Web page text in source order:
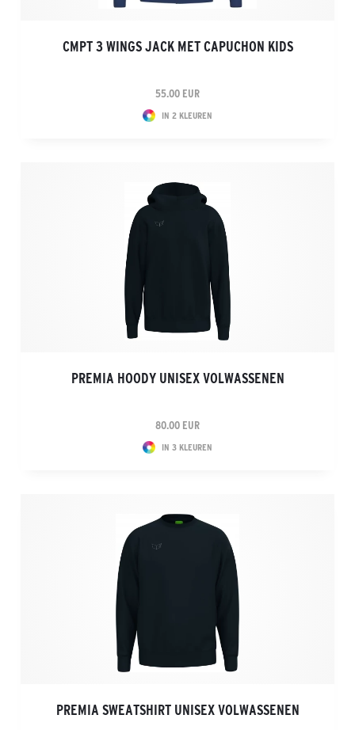
CMPT 3 WINGS JACK MET CAPUCHON KIDS
55.00 EUR
IN 2 KLEUREN
PREMIA HOODY UNISEX VOLWASSENEN
80.00 EUR
IN 3 KLEUREN
PREMIA SWEATSHIRT UNISEX VOLWASSENEN